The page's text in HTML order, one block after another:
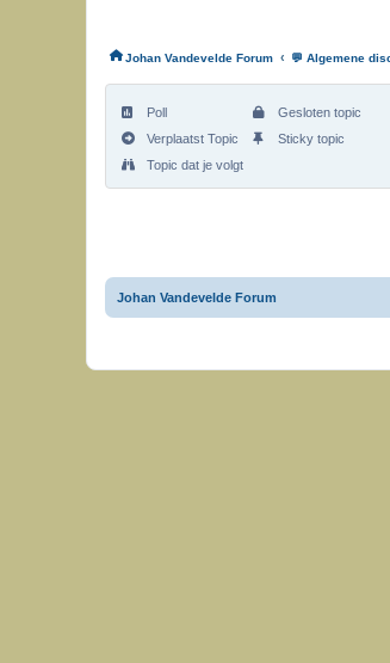
Johan Vandevelde Forum ‹ 💬 Algemene
Poll
Verplaatst Topic
Gesloten topic
Sticky topic
Topic dat je volgt
Johan Vandevelde Forum